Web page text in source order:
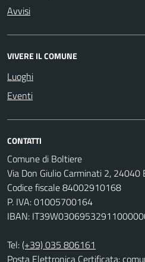
Avvisi
VIVERE IL COMUNE
Luoghi
Eventi
CONTATTI
Comune di Boltiere
Via Don Giulio Carminati 2, 24040
Codice fiscale 84002910168
P. IVA: 01005700164
IBAN:
Tel:(+39) 035 806161